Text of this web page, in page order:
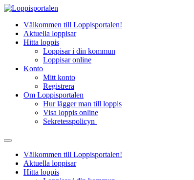
Hoppa
innehållVälkommen till Loppisportalen!
Aktuella loppisar
Hitta loppis
Loppisar i din kommun
Loppisar online
Konto
Mitt konto
Registrera
Om Loppisportalen
Hur lägger man till loppis
Visa loppis online
Sekretesspolicyn
Välkommen till Loppisportalen!
Aktuella loppisar
Hitta loppis